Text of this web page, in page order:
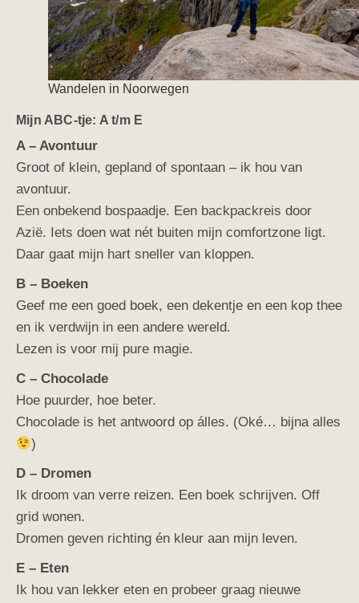
Wandelen in Noorwegen
Mijn ABC-tje: A t/m E
A – Avontuur
Groot of klein, gepland of spontaan – ik hou van
avontuur.
Een onbekend bospaadje. Een backpackreis door
Azië. Iets doen wat nét buiten mijn comfortzone ligt.
Daar gaat mijn hart sneller van kloppen.
B – Boeken
Geef me een goed boek, een dekentje en een kop thee
en ik verdwijn in een andere wereld.
Lezen is voor mij pure magie.
C – Chocolade
Hoe puurder, hoe beter.
Chocolade is het antwoord op álles. (Oké… bijna alles
)
D – Dromen
Ik droom van verre reizen. Een boek schrijven. Off
grid wonen.
Dromen geven richting én kleur aan mijn leven.
E – Eten
Ik hou van lekker eten en probeer graag nieuwe